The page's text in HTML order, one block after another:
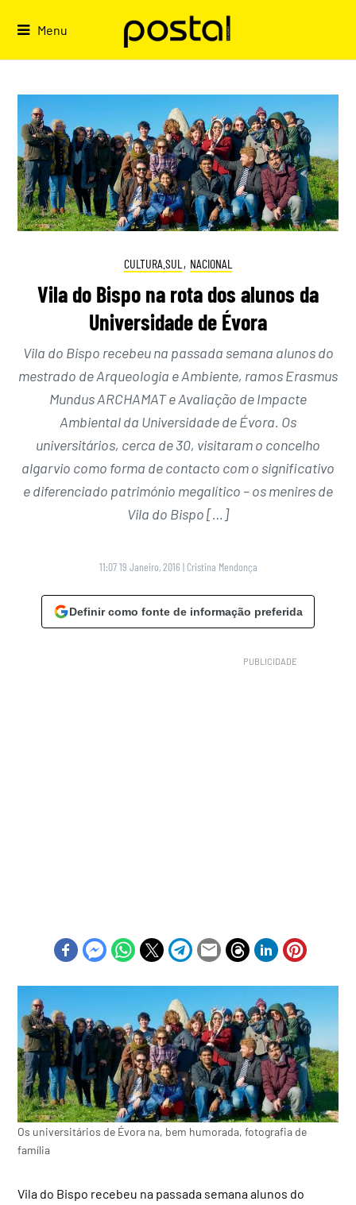
Menu
CULTURA.SUL , NACIONAL
Vila do Bispo na rota dos alunos da
Universidade de Évora
Vila do Bispo recebeu na passada semana alunos do
mestrado de Arqueologia e Ambiente, ramos Erasmus
Mundus ARCHAMAT e Avaliação de Impacte
Ambiental da Universidade de Évora. Os
universitários, cerca de 30, visitaram o concelho
algarvio como forma de contacto com o significativo
e diferenciado património megalítico – os menires de
Vila do Bispo […]
11:07 19 Janeiro, 2016 | Cristina Mendonça
Definir como fonte de informação preferida
Os universitários de Évora na, bem humorada, fotografia de
família
Vila do Bispo recebeu na passada semana alunos do